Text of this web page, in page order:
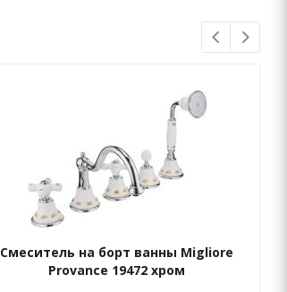
Смеситель на борт ванны Migliore
Provance 19472 хром